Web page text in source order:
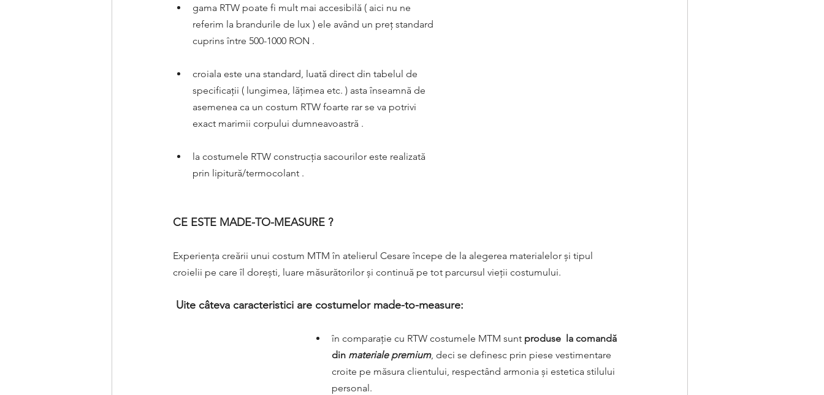
gama RTW poate fi mult mai accesibilă ( aici nu ne
referim la brandurile de lux ) ele având un preț standard
cuprins între 500-1000 RON .
croiala este una standard, luată direct din tabelul de
specificații ( lungimea, lățimea etc. ) asta înseamnă de
asemenea ca un costum RTW foarte rar se va potrivi
exact marimii corpului dumneavoastră .
la costumele RTW construcția sacourilor este realizată
prin lipitură/termocolant .
CE ESTE MADE-TO-MEASURE ?
Experiența creării unui costum MTM în atelierul Cesare începe de la alegerea materialelor și tipul
croielii pe care îl dorești, luare măsurătorilor și continuă pe tot parcursul vieții costumului.
Uite câteva caracteristici are costumelor made-to-measure:
în comparație cu RTW costumele MTM sunt produse  la comandă
din materiale premium, deci se definesc prin piese vestimentare
croite pe măsura clientului, respectând armonia și estetica stilului
personal.